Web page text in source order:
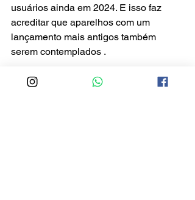
usuários ainda em 2024. E isso faz
acreditar que aparelhos com um
lançamento mais antigos também
serem contemplados .